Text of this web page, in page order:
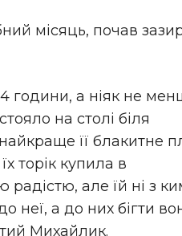
місяць, почав
години, а ніяк не
на столі біля
її блакитне
торік купила в
радістю, але їй ні з
неї, а до них бігти
Михайлик.